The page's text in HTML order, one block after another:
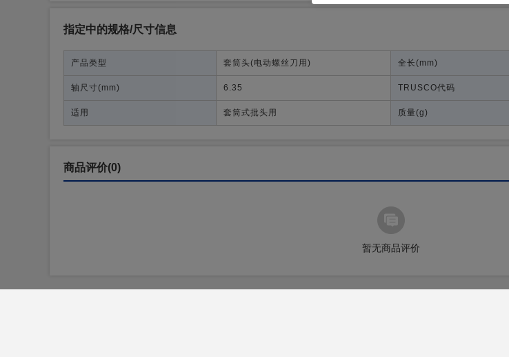
指定中的规格/尺寸信息
产品类型 套筒头(电动螺丝刀用) 全长(mm)
轴尺寸(mm) 6.35 TRUSCO代码
适用 套筒式批头用 质量(g)
商品评价(0)
暂无商品评价